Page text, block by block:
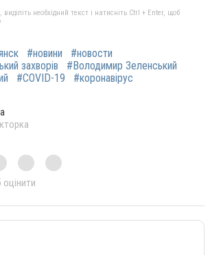
необхідний текст і натисніть Ctrl + Enter, щоб
#новини
#новости
захворів
#Володимир Зеленський
#COVID-19 #коронавірус